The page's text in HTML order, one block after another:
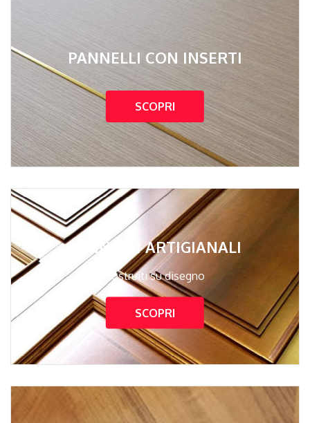
PANNELLI CON INSERTI
SCOPRI
PANNELLI ARTIGIANALI
Costruiti su disegno
SCOPRI